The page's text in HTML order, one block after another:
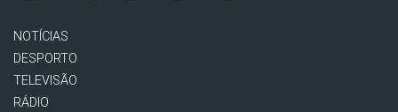
NOTÍCIAS
DESPORTO
TELEVISÃO
RÁDIO